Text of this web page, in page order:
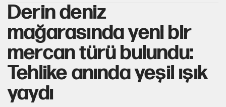
Derin deniz
mağarasında yeni bir
mercan türü bulundu:
Tehlike anında yeşil ışık
yaydı